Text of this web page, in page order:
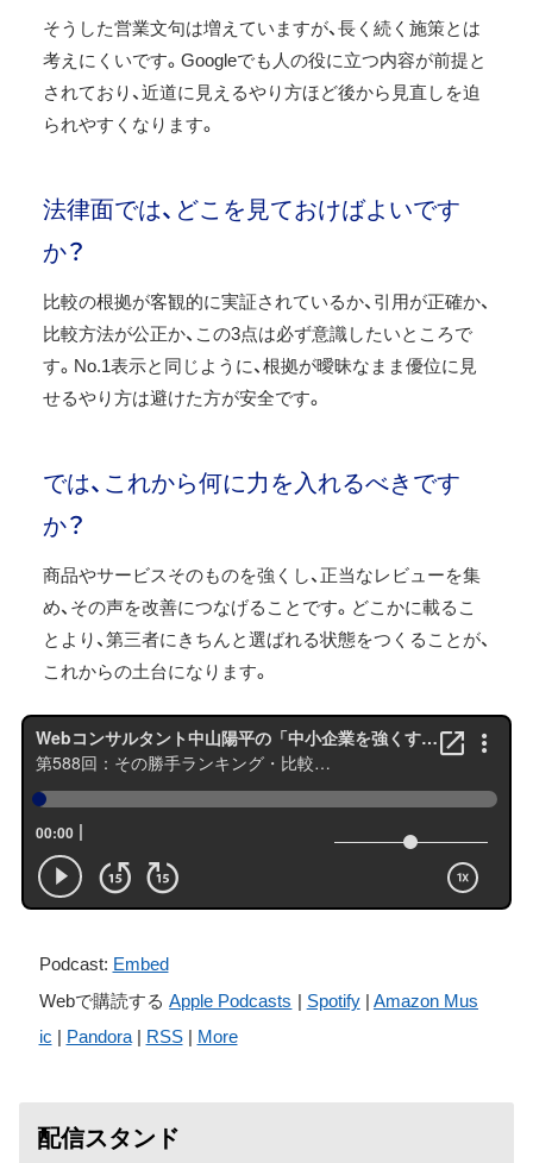
そうした営業文句は増えていますが、長く続く施策とは
考えにくいです。Googleでも人の役に立つ内容が前提と
されており、近道に見えるやり方ほど後から見直しを迫
られやすくなります。
法律面では、どこを見ておけばよいです
か？
比較の根拠が客観的に実証されているか、引用が正確か、
比較方法が公正か、この3点は必ず意識したいところで
す。No.1表示と同じように、根拠が曖昧なまま優位に見
せるやり方は避けた方が安全です。
では、これから何に力を入れるべきです
か？
商品やサービスそのものを強くし、正当なレビューを集
め、その声を改善につなげることです。どこかに載るこ
とより、第三者にきちんと選ばれる状態をつくることが、
これからの土台になります。
Podcast: Embed
Webで購読するApple Podcasts | Spotify| Amazon Mus
ic | Pandora| RSS| More
配信スタンド